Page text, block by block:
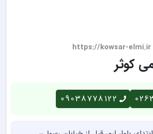
https://kowsar-elmi.ir
کوثر
09038778122